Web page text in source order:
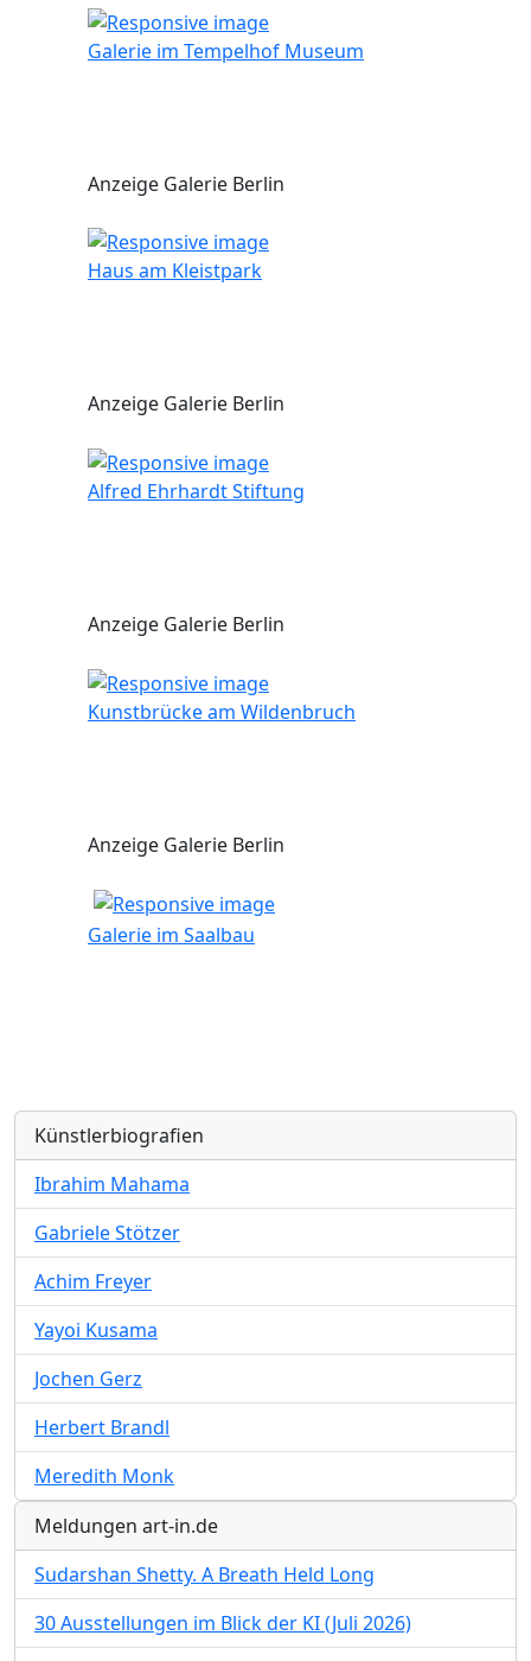
Galerie im Tempelhof Museum
Anzeige Galerie Berlin
Haus am Kleistpark
Anzeige Galerie Berlin
Alfred Ehrhardt Stiftung
Anzeige Galerie Berlin
Kunstbrücke am Wildenbruch
Anzeige Galerie Berlin
Galerie im Saalbau
Künstlerbiografien
Ibrahim Mahama
Gabriele Stötzer
Achim Freyer
Yayoi Kusama
Jochen Gerz
Herbert Brandl
Meredith Monk
Meldungen art-in.de
Sudarshan Shetty. A Breath Held Long
30 Ausstellungen im Blick der KI (Juli 2026)